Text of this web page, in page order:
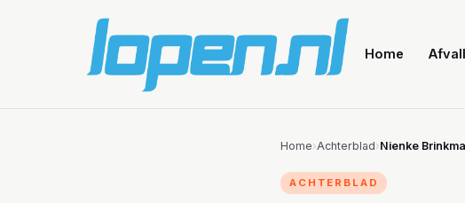
Home
Home›Achterblad›Nienke
ACHTERBLAD